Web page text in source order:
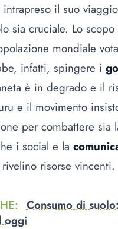
intrapreso il suo
sia cruciale. Lo
mondiale
infatti, spingere i
è in degrado e il
e il movimento
per combattere sia
i social e la
risorse vincenti.
: Consumo di
oggi